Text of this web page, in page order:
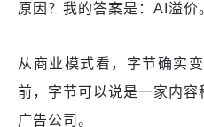
原因？我的答案是：AI溢价
从商业模式看，字节确实
前，字节可以说是一家内
广告公司。